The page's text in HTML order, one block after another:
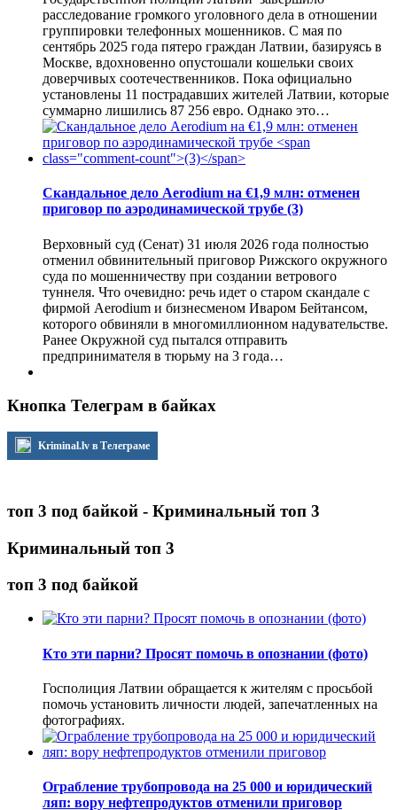
расследование громкого уголовного дела в отношении
группировки телефонных мошенников. С мая по
сентябрь 2025 года пятеро граждан Латвии, базируясь в
Москве, вдохновенно опустошали кошельки своих
доверчивых соотечественников. Пока официально
установлены 11 пострадавших жителей Латвии, которые
суммарно лишились 87 256 евро. Однако это…
Скандальное дело Aerodium на €1,9 млн: отменен
приговор по аэродинамической трубе (3)
Верховный суд (Сенат) 31 июля 2026 года полностью
отменил обвинительный приговор Рижского окружного
суда по мошенничеству при создании ветрового
туннеля. Что очевидно: речь идет о старом скандале с
фирмой Aerodium и бизнесменом Иваром Бейтансом,
которого обвиняли в многомиллионном надувательстве.
Ранее Окружной суд пытался отправить
предпринимателя в тюрьму на 3 года…
Кнопка Телеграм в байках
Kriminal.lv в Телеграме
топ 3 под байкой - Криминальный топ 3
Криминальный топ 3
топ 3 под байкой
Кто эти парни? Просят помочь в опознании (фото)
Госполиция Латвии обращается к жителям с просьбой
помочь установить личности людей, запечатленных на
фотографиях.
Ограбление трубопровода на 25 000 и юридический
ляп: вору нефтепродуктов отменили приговор